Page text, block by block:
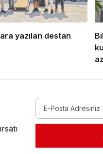
yazılan destan